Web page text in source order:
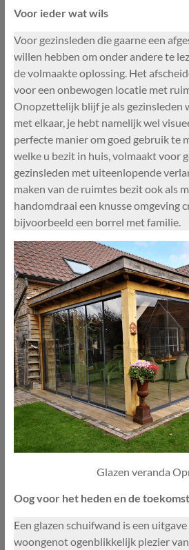
Voor ieder wat wils
Voor gezinsleden die gaarne een
willen hebben om onder andere te
de volmaakte oplossing. Het
voor een onbewogen locatie met
Onopzettelijk blijf je als gezinsleden
met elkaar, je hebt namelijk wel
perfecte manier om goed gebruik te
welke u bezit in huis, volmaakt voor
gezinsleden met uiteenlopende
maken van de ruimtes bezit ook als
handomdraai een knusse omgeving
bijvoorbeeld een borrel met familie.
Glazen veranda
Oog voor het heden en de toekomst
Een glazen schuifwand is een
woongenot ogenblikkelijk plezier